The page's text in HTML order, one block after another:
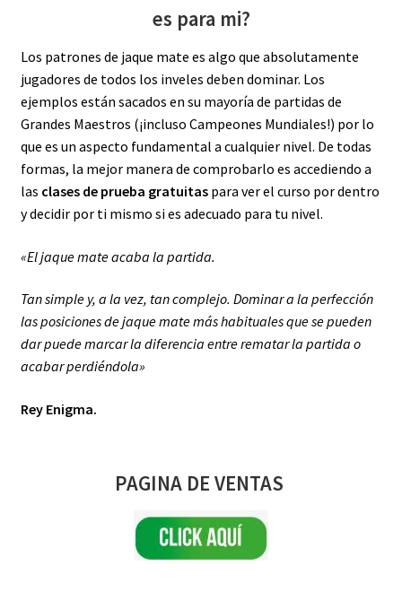
es para mi?
Los patrones de jaque mate es algo que absolutamente
jugadores de todos los inveles deben dominar. Los
ejemplos están sacados en su mayoría de partidas de
Grandes Maestros (¡incluso Campeones Mundiales!) por lo
que es un aspecto fundamental a cualquier nivel. De todas
formas, la mejor manera de comprobarlo es accediendo a
las clases de prueba gratuitaspara ver el curso por dentro
y decidir por ti mismo si es adecuado para tu nivel.
«El jaque mate acaba la partida.
Tan simple y, a la vez, tan complejo. Dominar a la perfección
las posiciones de jaque mate más habituales que se pueden
dar puede marcar la diferencia entre rematar la partida o
acabar perdiéndola»
Rey Enigma.
PAGINA DE VENTAS